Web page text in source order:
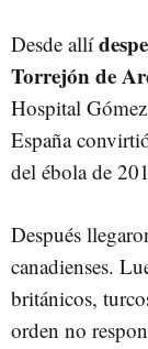
Desde allí
Torrejón de
Hospital
España
del ébola de
Después
canadienses.
británicos,
orden no